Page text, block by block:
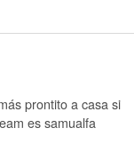
prontito a casa si
es samualfa